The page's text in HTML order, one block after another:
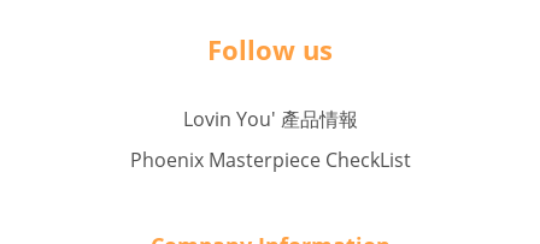
Follow us
Lovin You' 產品情報
Phoenix Masterpiece CheckList